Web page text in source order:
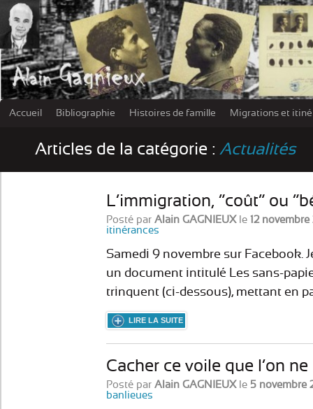
Accueil Bibliographie Histoires de famille Migrations et
Les
Articles de la catégorie : Actualités
L’immigration, “coût” ou
Posté par Alain GAGNIEUX le 12 novembre
itinérances
Samedi 9 novembre sur Facebook.
un document intitulé Les sans-
trinquent (ci-dessous), mettant en
LIRE LA SUITE
Cacher ce voile que l’on
Posté par Alain GAGNIEUX le 5 novembre
banlieues